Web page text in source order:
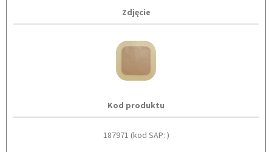
Zdjęcie
Kod produktu
187971 (kod SAP: )